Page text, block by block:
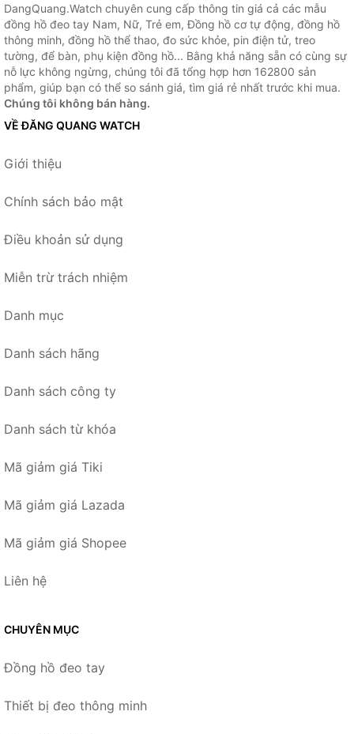
DangQuang.Watch chuyên cung cấp thông tin giá cả các mẫu
đồng hồ đeo tay Nam, Nữ, Trẻ em, Đồng hồ cơ tự động, đồng hồ
thông minh, đồng hồ thể thao, đo sức khỏe, pin điện tử, treo
tường, để bàn, phụ kiện đồng hồ... Bằng khả năng sẵn có cùng sự
nỗ lực không ngừng, chúng tôi đã tổng hợp hơn 162800 sản
phẩm, giúp bạn có thể so sánh giá, tìm giá rẻ nhất trước khi mua.
Chúng tôi không bán hàng.
VỀ ĐĂNG QUANG WATCH
Giới thiệu
Chính sách bảo mật
Điều khoản sử dụng
Miễn trừ trách nhiệm
Danh mục
Danh sách hãng
Danh sách công ty
Danh sách từ khóa
Mã giảm giá Tiki
Mã giảm giá Lazada
Mã giảm giá Shopee
Liên hệ
CHUYÊN MỤC
Đồng hồ đeo tay
Thiết bị đeo thông minh